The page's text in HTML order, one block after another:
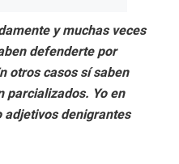
y muchas veces
defenderte por
otros casos sí saben
parcializados. Yo en
adjetivos denigrantes